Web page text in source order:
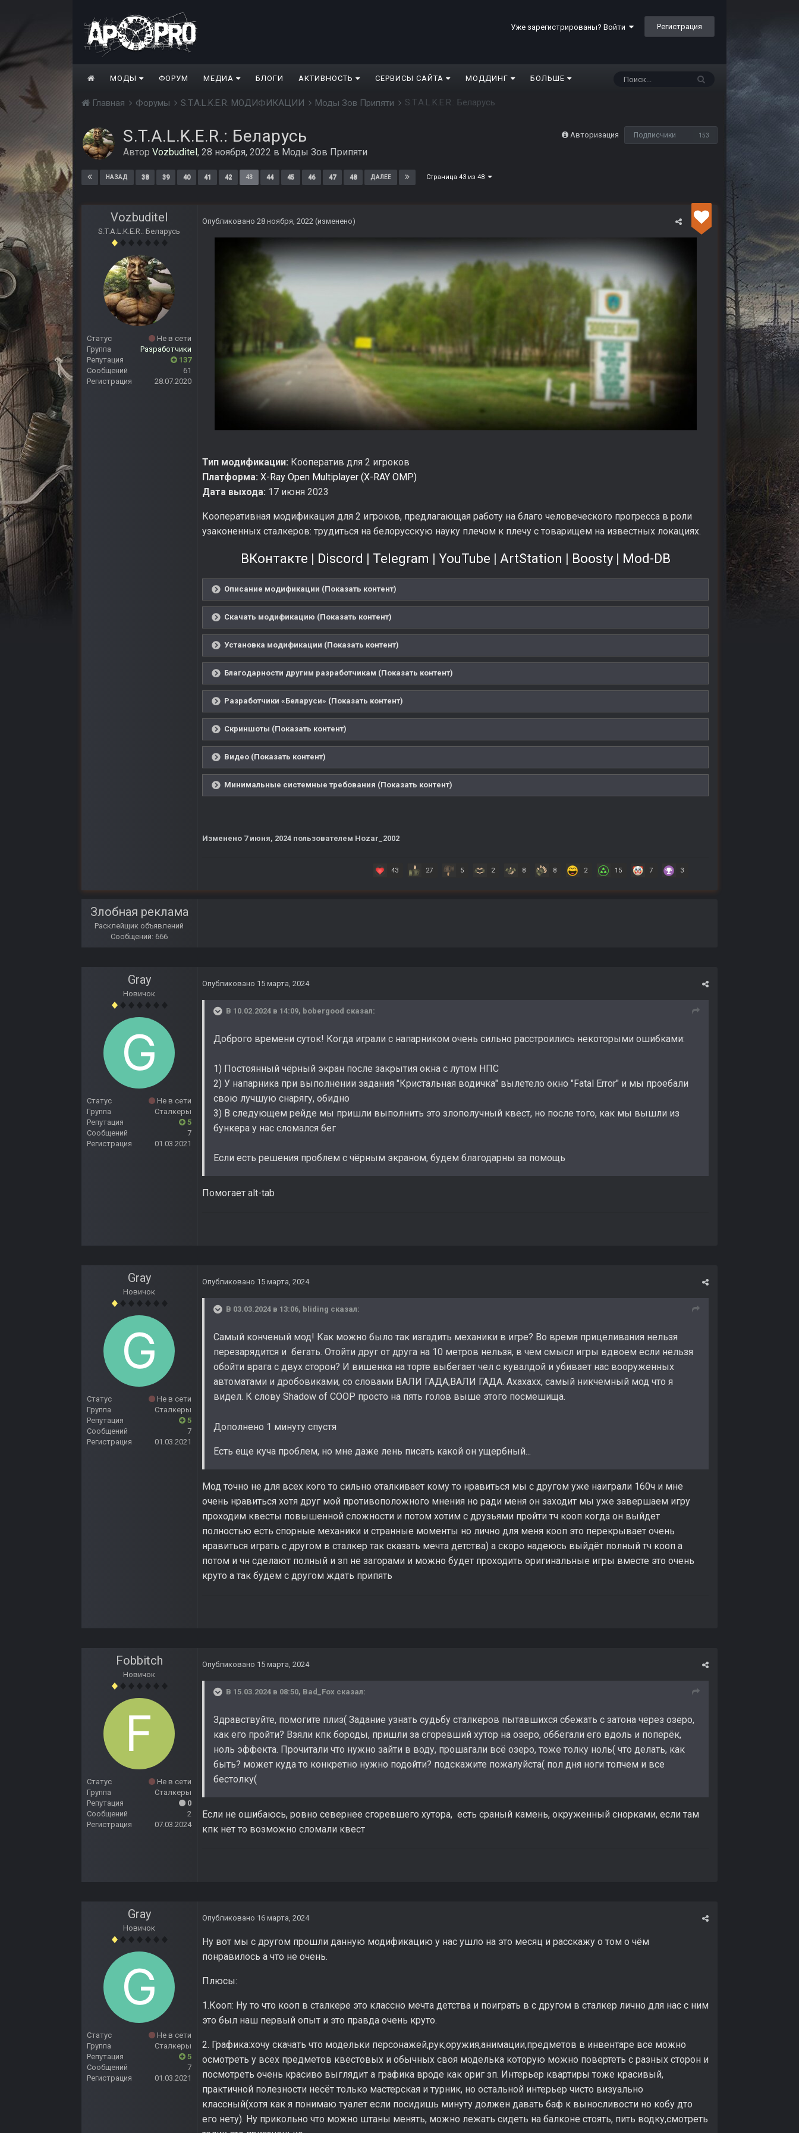
Уже зарегистрированы? Войти Регистрация
МОДЫ ФОРУМ МЕДИА БЛОГИ АКТИВНОСТЬ СЕРВИСЫ САЙТА МОДДИНГ БОЛЬШЕ
Главная Форумы S.T.A.L.K.E.R. МОДИФИКАЦИИ Моды Зов Припяти S.T.A.L.K.E.R.: Беларусь
Авторизация Подписчики 153
S.T.A.L.K.E.R.: Беларусь
Автор Vozbuditel, 28 ноября, 2022 в Моды Зов Припяти
НАЗАД 38 39 40 41 42 43 44 45 46 47 48 ДАЛЕЕ Страница 43 из 48
Vozbuditel
S.T.A.L.K.E.R.: Беларусь
Статус
Не в сети
Группа
Разработчики
Репутация
137
Сообщений
61
Регистрация
28.07.2020
Опубликовано 28 ноября, 2022 (изменено)
Тип модификации: Кооператив для 2 игроков
Платформа: X-Ray Open Multiplayer (X-RAY OMP)
Дата выхода: 17 июня 2023
Кооперативная модификация для 2 игроков, предлагающая работу на благо человеческого прогресса в роли
узаконенных сталкеров: трудиться на белорусскую науку плечом к плечу с товарищем на известных локациях.
ВКонтакте Discord Telegram YouTube ArtStation Boosty Mod-DB
Описание модификации (Показать контент)
Скачать модификацию (Показать контент)
Установка модификации (Показать контент)
Благодарности другим разработчикам (Показать контент)
Разработчики «Беларуси» (Показать контент)
Скриншоты (Показать контент)
Видео (Показать контент)
Минимальные системные требования (Показать контент)
Изменено 7 июня, 2024 пользователем Hozar_2002
43 27 5 2 8 8 2 15 7 3
Злобная реклама
Расклейщик объявлений
Сообщений: 666
Gray
Новичок
Статус
Не в сети
Группа
Сталкеры
Репутация
5
Сообщений
7
Регистрация
01.03.2021
Опубликовано 15 марта, 2024
В 10.02.2024 в 14:09, bobergood сказал:
Доброго времени суток! Когда играли с напарником очень сильно расстроились некоторыми ошибками:
1) Постоянный чёрный экран после закрытия окна с лутом НПС
2) У напарника при выполнении задания "Кристальная водичка" вылетело окно "Fatal Error" и мы проебали
свою лучшую снарягу, обидно
3) В следующем рейде мы пришли выполнить это злополучный квест, но после того, как мы вышли из
бункера у нас сломался бег
Если есть решения проблем с чёрным экраном, будем благодарны за помощь
Помогает alt-tab
Gray
Новичок
Статус
Не в сети
Группа
Сталкеры
Репутация
5
Сообщений
7
Регистрация
01.03.2021
Опубликовано 15 марта, 2024
В 03.03.2024 в 13:06, bliding сказал:
Самый конченый мод! Как можно было так изгадить механики в игре? Во время прицеливания нельзя
перезарядится и бегать. Отойти друг от друга на 10 метров нельзя, в чем смысл игры вдвоем если нельзя
обойти врага с двух сторон? И вишенка на торте выбегает чел с кувалдой и убивает нас вооруженных
автоматами и дробовиками, со словами ВАЛИ ГАДА,ВАЛИ ГАДА. Ахахахх, самый никчемный мод что я
видел. К слову Shadow of COOP просто на пять голов выше этого посмешища.
Дополнено 1 минуту спустя
Есть еще куча проблем, но мне даже лень писать какой он ущербный...
Мод точно не для всех кого то сильно оталкивает кому то нравиться мы с другом уже наиграли 160ч и мне
очень нравиться хотя друг мой противоположного мнения но ради меня он заходит мы уже завершаем игру
проходим квесты повышенной сложности и потом хотим с друзьями пройти тч кооп когда он выйдет
полностью есть спорные механики и странные моменты но лично для меня кооп это перекрывает очень
нравиться играть с другом в сталкер так сказать мечта детства) а скоро надеюсь выйдёт полный тч кооп а
потом и чн сделают полный и зп не загорами и можно будет проходить оригинальные игры вместе это очень
круто а так будем с другом ждать припять
Fobbitch
Новичок
Статус
Не в сети
Группа
Сталкеры
Репутация
0
Сообщений
2
Регистрация
07.03.2024
Опубликовано 15 марта, 2024
В 15.03.2024 в 08:50, Bad_Fox сказал:
Здравствуйте, помогите плиз( Задание узнать судьбу сталкеров пытавшихся сбежать с затона через озеро,
как его пройти? Взяли кпк бороды, пришли за сгоревший хутор на озеро, оббегали его вдоль и поперёк,
ноль эффекта. Прочитали что нужно зайти в воду, прошагали всё озеро, тоже толку ноль( что делать, как
быть? может куда то конкретно нужно подойти? подскажите пожалуйста( пол дня ноги топчем и все
бестолку(
Если не ошибаюсь, ровно севернее сгоревшего хутора, есть сраный камень, окруженный снорками, если там
кпк нет то возможно сломали квест
Gray
Новичок
Статус
Не в сети
Группа
Сталкеры
Репутация
5
Сообщений
7
Регистрация
01.03.2021
Опубликовано 16 марта, 2024
Ну вот мы с другом прошли данную модификацию у нас ушло на это месяц и расскажу о том о чём
понравилось а что не очень.
Плюсы:
1.Кооп: Ну то что кооп в сталкере это классно мечта детства и поиграть в с другом в сталкер лично для нас с ним
это был наш первый опыт и это правда очень круто.
2. Графика:хочу скачать что модельки персонажей,рук,оружия,анимации,предметов в инвентаре все можно
осмотреть у всех предметов квестовых и обычных своя моделька которую можно повертеть с разных сторон и
посмотреть очень красиво выглядит а графика вроде как ориг зп. Интерьер квартиры тоже красивый,
практичной полезности несёт только мастерская и турник, но остальной интерьер чисто визуально
классный(хотя как я понимаю туалет если посидишь минуту должен давать баф к выносливости но кобу дто
его нету). Ну прикольно что можно штаны менять, можно лежать сидеть на балконе стоять, пить водку,смотреть